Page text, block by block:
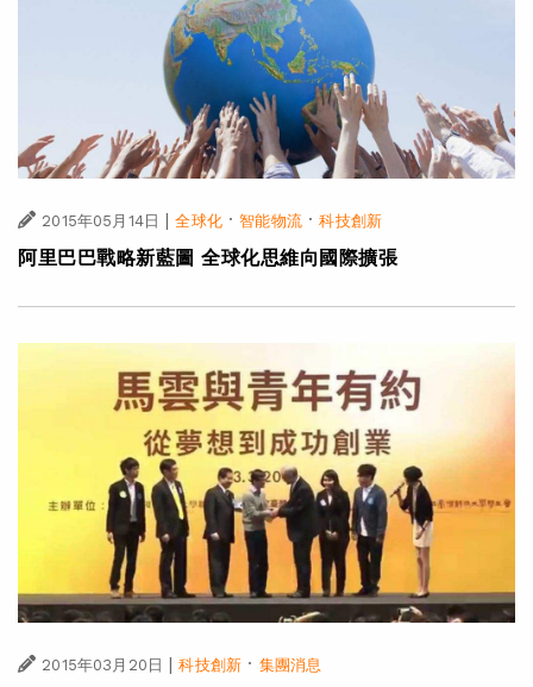
2015年05月14日 | 全球化·智能物流·科技創新
阿里巴巴戰略新藍圖 全球化思維向國際擴張
2015年03月20日 | 科技創新 · 集團消息